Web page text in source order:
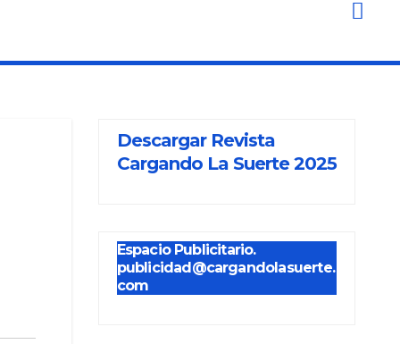
Descargar Revista
Cargando La Suerte 2025
Espacio Publicitario.
publicidad@cargandolasuerte.
com